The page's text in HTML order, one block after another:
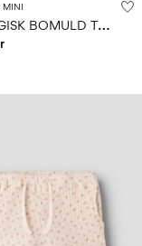
MINI
Ø
KOLOGISK BOMULD TROMPETBUKSER